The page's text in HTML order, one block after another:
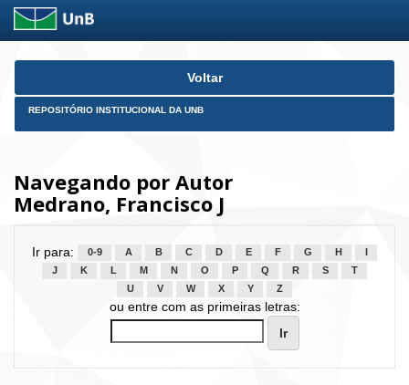
Skip
Voltar
REPOSITÓRIO INSTITUCIONAL DA UNB
Navegando por Autor
Medrano, Francisco J
Ir para: 0-9 A B C D E F G H
J
K L M N O P Q R S
T
U
V W X Y Z
ou entre com as primeiras letras: